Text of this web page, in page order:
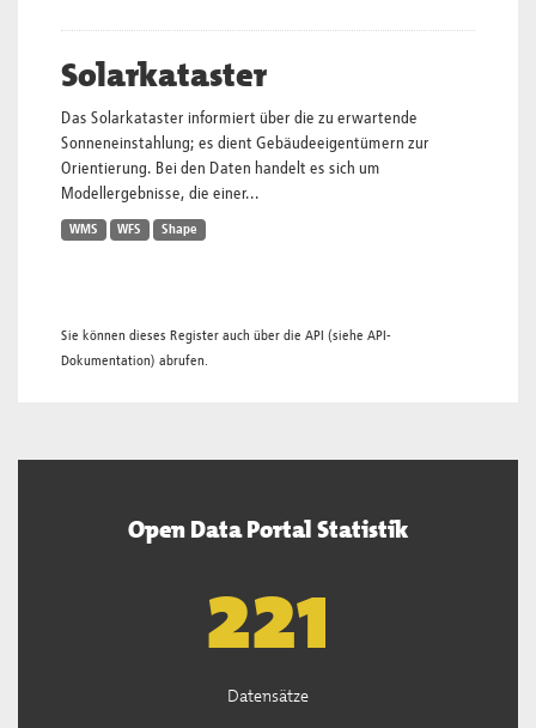
Solarkataster
Das Solarkataster informiert über die zu erwartende
Sonneneinstahlung; es dient Gebäudeeigentümern zur
Orientierung. Bei den Daten handelt es sich um
Modellergebnisse, die einer...
WMS WFS Shape
Sie können dieses Register auch über die API (siehe API-
Dokumentation) abrufen.
Open Data Portal Statistik
222
Datensätze